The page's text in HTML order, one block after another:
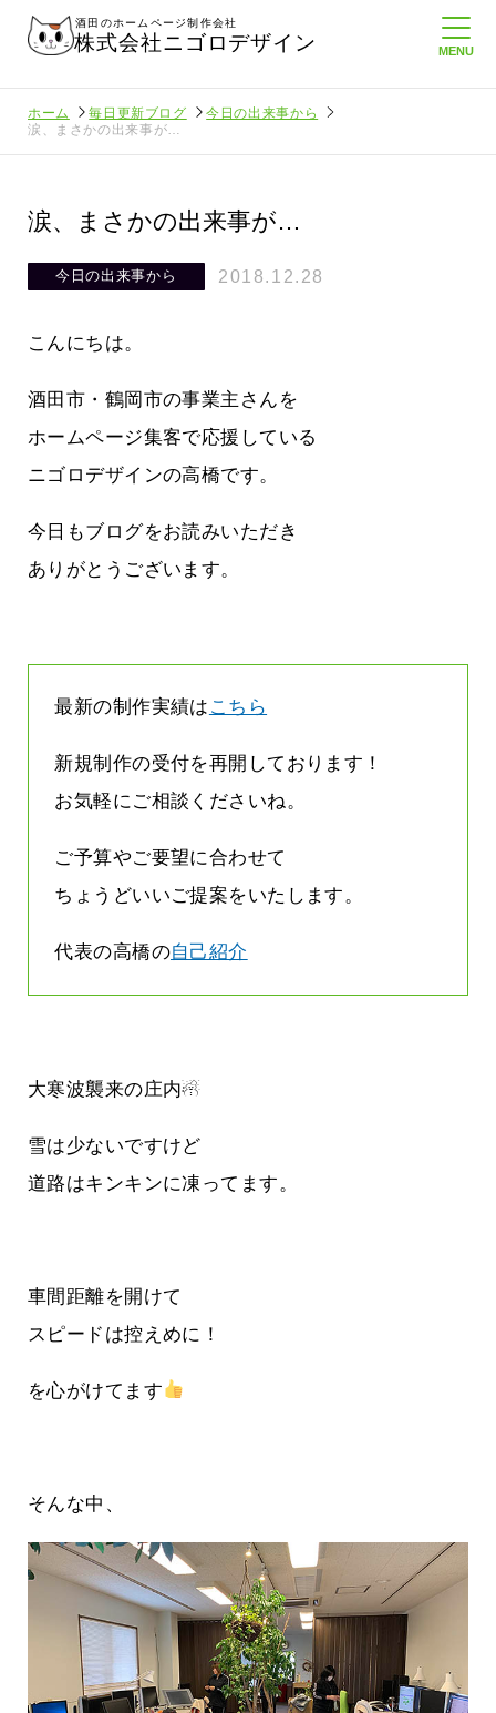
酒田のホームページ制作会社
株式会社ニゴロデザイン
ホーム 毎日更新ブログ
今日の出来事から
涙、まさかの出来事が…
涙、まさかの出来事が…
今日の出来事から 2018.12.28
こんにちは。
酒田市・鶴岡市の事業主さんを
ホームページ集客で応援している
ニゴロデザインの高橋です。
今日もブログをお読みいただき
ありがとうございます。
最新の制作実績は こちら
新規制作の受付を再開しております！
お気軽にご相談くださいね。
ご予算やご要望に合わせて
ちょうどいいご提案をいたします。
代表の高橋の自己紹介
大寒波襲来の庄内☃
雪は少ないですけど
道路はキンキンに凍ってます。
車間距離を開けて
スピードは控えめに！
を心がけてます
そんな中、
ムペ
周りのがんばる経営者さんに負けない